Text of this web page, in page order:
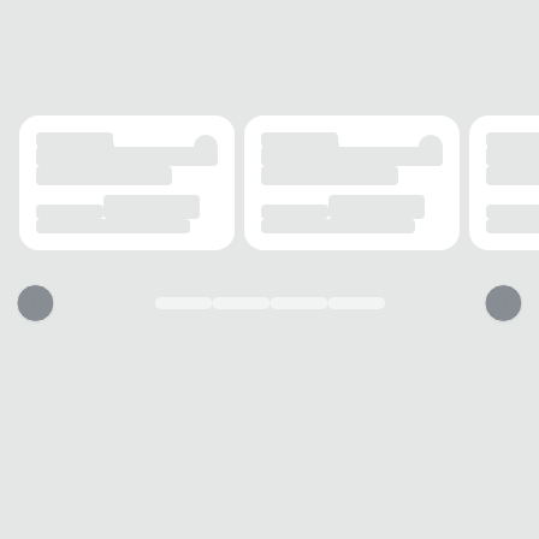
TECIDO
Poliamida
ELASTICIDADE
FORRO
Total